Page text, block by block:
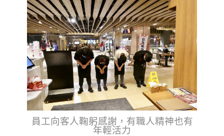
員工向客人鞠躬感謝，有職人精神也有
年輕活力